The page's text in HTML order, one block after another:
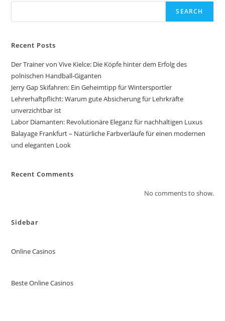
SEARCH
Recent Posts
Der Trainer von Vive Kielce: Die Köpfe hinter dem Erfolg des
polnischen Handball-Giganten
Jerry Gap Skifahren: Ein Geheimtipp für Wintersportler
Lehrerhaftpflicht: Warum gute Absicherung für Lehrkräfte
unverzichtbar ist
Labor Diamanten: Revolutionäre Eleganz für nachhaltigen Luxus
Balayage Frankfurt – Natürliche Farbverläufe für einen modernen
und eleganten Look
Recent Comments
No comments to show.
Sidebar
Online Casinos
Beste Online Casinos